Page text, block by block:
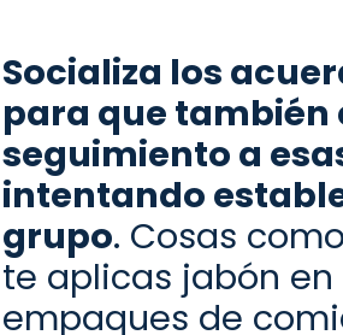
Socializa los
para que también
seguimiento a esa
intentando
grupo. Cosas
te aplicas jabón en
empaques de